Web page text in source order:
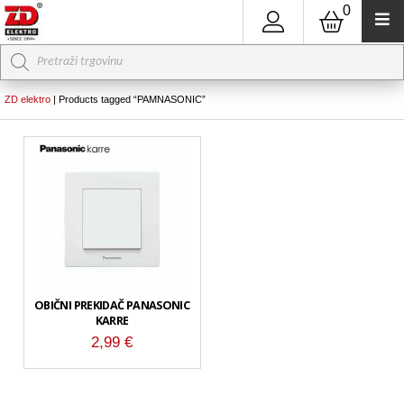
0
Products
search
ZD elektro | Products tagged “PAMNASONIC”
OBIČNI PREKIDAČ PANASONIC
KARRE
2,99€